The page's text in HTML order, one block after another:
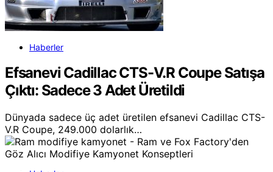
Haberler
Efsanevi Cadillac CTS-V.R Coupe Satışa
Çıktı: Sadece 3 Adet Üretildi
Dünyada sadece üç adet üretilen efsanevi Cadillac CTS-
V.R Coupe, 249.000 dolarlık…